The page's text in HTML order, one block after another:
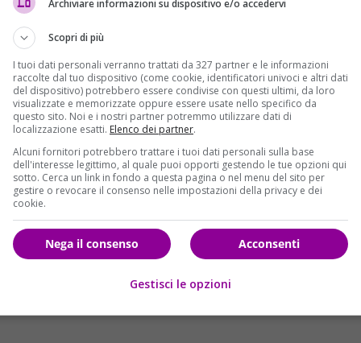
in Germania,stabilendosi a Bielefeld. Ed è proprio in
la presenza di Qasib. Si ipotizza che il giovane si sia
di soggiorno e che magari abbia fornito false
le impronte digitali.
Di Domenico, ha lasciato la città per paura di essere
degli inquirenti c’è pure quella che il video fatto
proprio nel momento in cui il pakistano avrebbe deciso
Archiviare informazioni su dispositivo e/o accedervi
Scopri di più
I tuoi dati personali verranno trattati da 327 partner e le informazioni
raccolte dal tuo dispositivo (come cookie, identificatori univoci e altri dati
del dispositivo) potrebbero essere condivise con questi ultimi, da loro
visualizzate e memorizzate oppure essere usate nello specifico da
questo sito. Noi e i nostri partner potremmo utilizzare dati di
localizzazione esatti. Elenco dei partner.
Alcuni fornitori potrebbero trattare i tuoi dati personali sulla base
dell'interesse legittimo, al quale puoi opporti gestendo le tue opzioni qui
sotto. Cerca un link in fondo a questa pagina o nel menu del sito per
gestire o revocare il consenso nelle impostazioni della privacy e dei
cookie.
Acconsenti
Nega il consenso
Gestisci le opzioni